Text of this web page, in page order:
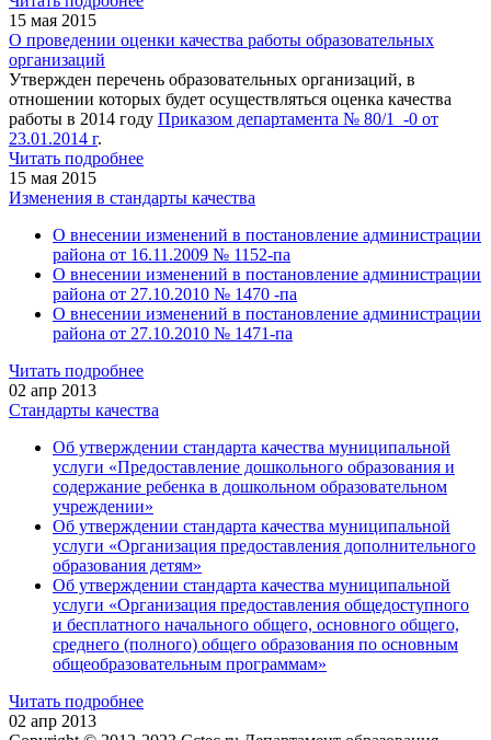
15 мая 2015
О проведении оценки качества работы образовательных
организаций
Утвержден перечень образовательных организаций, в
отношении которых будет осуществляться оценка качества
работы в 2014 году Приказом департамента № 80/1_-0 от
23.01.2014 г.
Читать подробнее
15 мая 2015
Изменения в стандарты качества
О внесении изменений в постановление администрации
района от 16.11.2009 № 1152-па
О внесении изменений в постановление администрации
района от 27.10.2010 № 1470 -па
О внесении изменений в постановление администрации
района от 27.10.2010 № 1471-па
Читать подробнее
02 апр 2013
Стандарты качества
Об утверждении стандарта качества муниципальной
услуги «Предоставление дошкольного образования и
содержание ребенка в дошкольном образовательном
учреждении»
Об утверждении стандарта качества муниципальной
услуги «Организация предоставления дополнительного
образования детям»
Об утверждении стандарта качества муниципальной
услуги «Организация предоставления общедоступного
и бесплатного начального общего, основного общего,
среднего (полного) общего образования по основным
общеобразовательным программам»
Читать подробнее
02 апр 2013